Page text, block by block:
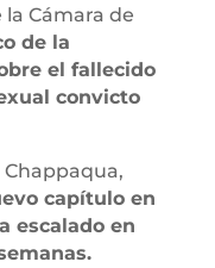
Cámara de
de la
el fallecido
convicto
Chappaqua,
capítulo en
escalado en